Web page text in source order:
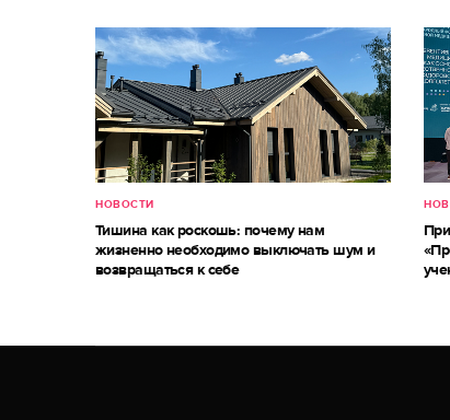
НОВОСТИ
Тишина как роскошь: почему нам
жизненно необходимо выключать шум и
возвращаться к себе